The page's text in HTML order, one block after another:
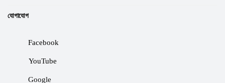
যোগাযোগ
Facebook
YouTube
Google